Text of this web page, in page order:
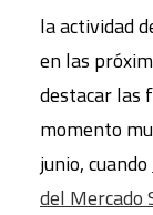
la actividad
en las
destacar las
momento
junio, cuando
del Mercado